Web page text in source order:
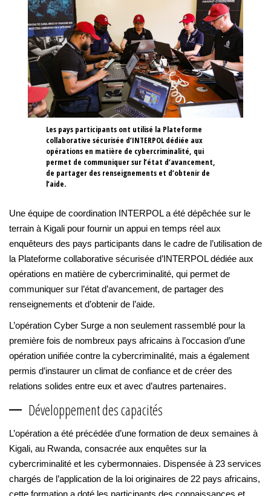
Les pays participants ont utilisé la Plateforme
collaborative sécurisée d’INTERPOL dédiée aux
opérations en matière de cybercriminalité, qui
permet de communiquer sur l’état d’avancement,
de partager des renseignements et d’obtenir de
l’aide.
Une équipe de coordination INTERPOL a été dépêchée sur le
terrain à Kigali pour fournir un appui en temps réel aux
enquêteurs des pays participants dans le cadre de l’utilisation de
la Plateforme collaborative sécurisée d’INTERPOL dédiée aux
opérations en matière de cybercriminalité, qui permet de
communiquer sur l’état d’avancement, de partager des
renseignements et d’obtenir de l’aide.
L’opération Cyber Surge a non seulement rassemblé pour la
première fois de nombreux pays africains à l’occasion d’une
opération unifiée contre la cybercriminalité, mais a également
permis d’instaurer un climat de confiance et de créer des
relations solides entre eux et avec d’autres partenaires.
Développement des capacités
L’opération a été précédée d’une formation de deux semaines à
Kigali, au Rwanda, consacrée aux enquêtes sur la
cybercriminalité et les cybermonnaies. Dispensée à 23 services
chargés de l’application de la loi originaires de 22 pays africains,
cette formation a doté les participants des connaissances et